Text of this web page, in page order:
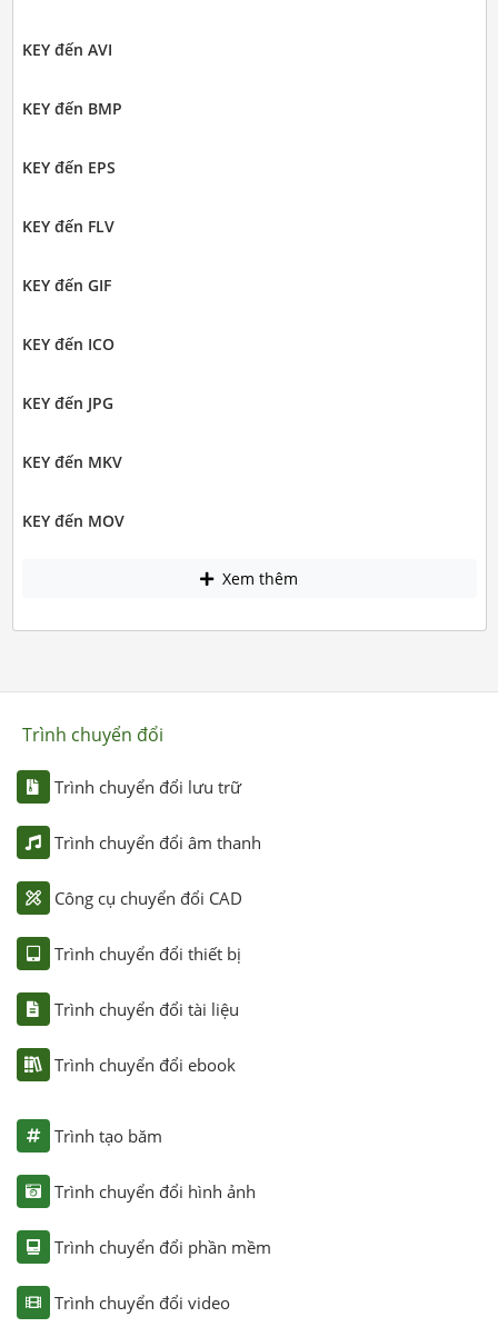
KEY đến AVI
KEY đến BMP
KEY đến EPS
KEY đến FLV
KEY đến GIF
KEY đến ICO
KEY đến JPG
KEY đến MKV
KEY đến MOV
Xem thêm
Trình chuyển đổi
Trình chuyển đổi lưu trữ
Trình chuyển đổi âm thanh
Công cụ chuyển đổi CAD
Trình chuyển đổi thiết bị
Trình chuyển đổi tài liệu
Trình chuyển đổi ebook
Trình tạo băm
Trình chuyển đổi hình ảnh
Trình chuyển đổi phần mềm
Trình chuyển đổi video